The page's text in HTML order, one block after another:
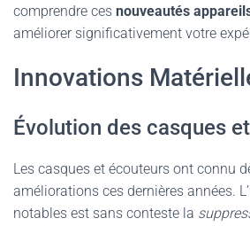
comprendre ces nouveautés
améliorer significativement votre
Innovations
Évolution des casques
Les casques et écouteurs ont connu
améliorations ces dernières années.
notables est sans conteste la